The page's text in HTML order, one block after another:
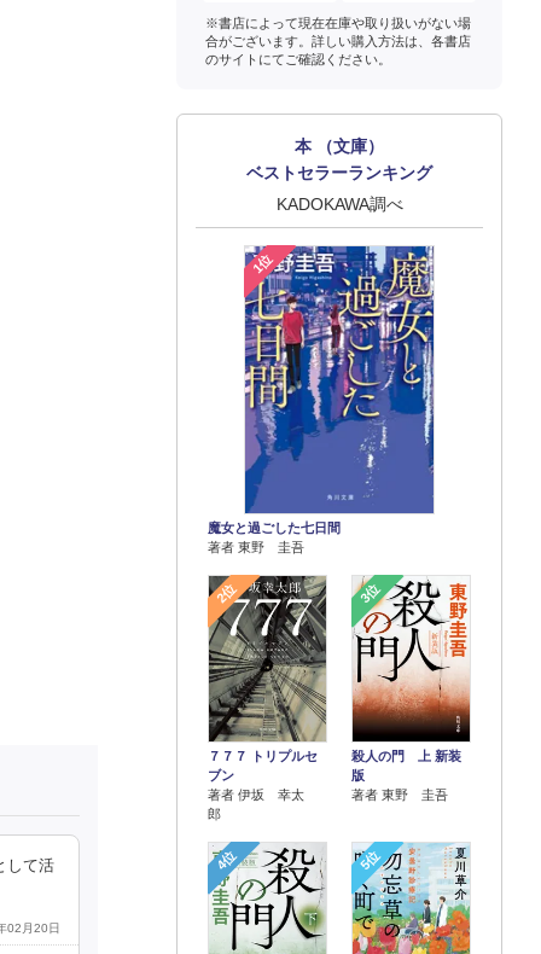
して活
02月20日
※書店によって現在在庫や取り扱いがない場
合がございます。詳しい購入方法は、各書店
のサイトにてご確認ください。
本 （文庫）
ベストセラーランキング
KADOKAWA調べ
1位
魔女と過ごした七日間
著者 東野 圭吾
2位
７７７ トリプルセ
ブン
著者 伊坂 幸太
郎
3位
殺人の門 上 新装
版
著者 東野 圭吾
4位 5位